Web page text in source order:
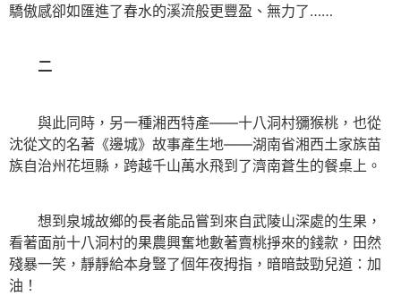
驕傲感卻如匯進了春水的溪流般更豐盈、無力了……
二
與此同時，另一種湘西特產——十八洞村獼猴桃，也從
沈從文的名著《邊城》故事產生地——湖南省湘西土家族苗
族自治州花垣縣，跨越千山萬水飛到了濟南蒼生的餐桌上。
想到泉城故鄉的長者能品嘗到來自武陵山深處的生果，
看著面前十八洞村的果農興奮地數著賣桃掙來的錢款，田然
殘暴一笑，靜靜給本身豎了個年夜拇指，暗暗鼓勁兒道：加
油！